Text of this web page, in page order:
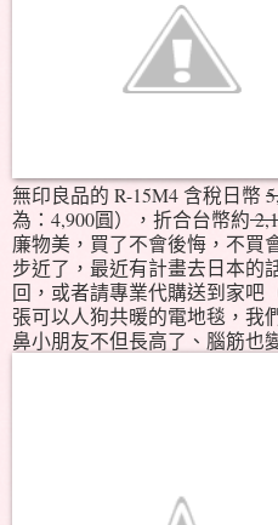
無印良品的 R-15M4 含稅日幣
為：4,900圓），折合台幣約
廉物美，買了不會後悔，不買
步近了，最近有計畫去日本的
回，或者請專業代購送到家吧
張可以人狗共暖的電地毯，我
鼻小朋友不但長高了、腦筋也